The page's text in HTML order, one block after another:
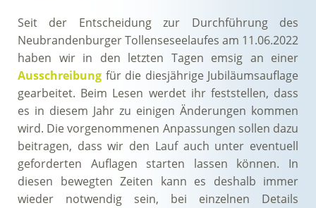
Seit der Entscheidung zur Durchführung des
Neubrandenburger Tollenseseelaufes am 11.06.2022
haben wir in den letzten Tagen emsig an einer
Ausschreibung für die diesjährige Jubiläumsauflage
gearbeitet. Beim Lesen werdet ihr feststellen, dass
es in diesem Jahr zu einigen Änderungen kommen
wird. Die vorgenommenen Anpassungen sollen dazu
beitragen, dass wir den Lauf auch unter eventuell
geforderten Auflagen starten lassen können. In
diesen bewegten Zeiten kann es deshalb immer
wieder notwendig sein, bei einzelnen Details